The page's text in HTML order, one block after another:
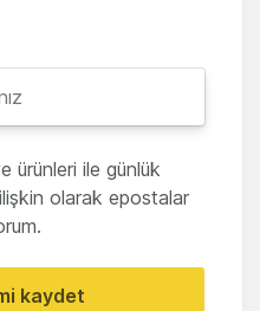
ürünleri ile günlük
olarak epostalar
kaydet